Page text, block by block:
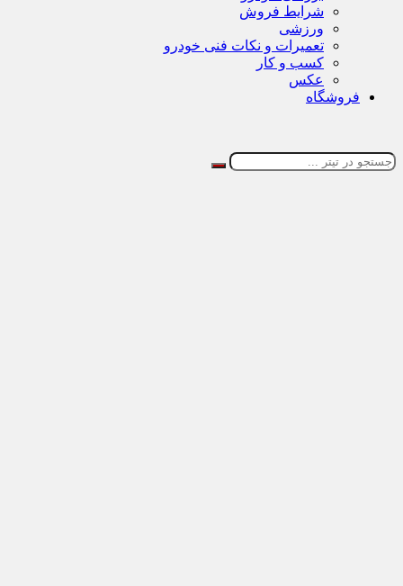
شرایط فروش
ورزشی
تعمیرات و نکات فنی خودرو
کسب و کار
عکس
فروشگاه